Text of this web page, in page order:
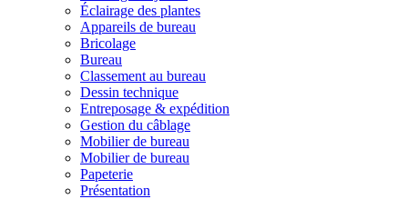
Éclairage des plantes
Appareils de bureau
Bricolage
Bureau
Classement au bureau
Dessin technique
Entreposage & expédition
Gestion du câblage
Mobilier de bureau
Mobilier de bureau
Papeterie
Présentation